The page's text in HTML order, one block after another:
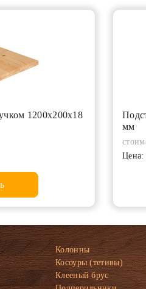
1200х200х18
мм
Цена:
Колонны
Косоуры (тетивы)
Клееный брус